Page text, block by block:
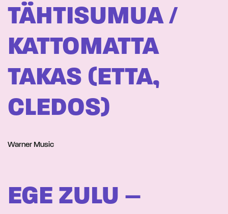
TÄHTISUMUA /
KATTOMATTA
TAKAS (ETTA,
CLEDOS)
Warner Music
EGE ZULU –